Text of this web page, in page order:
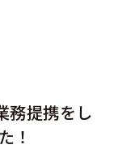
提携をし
！